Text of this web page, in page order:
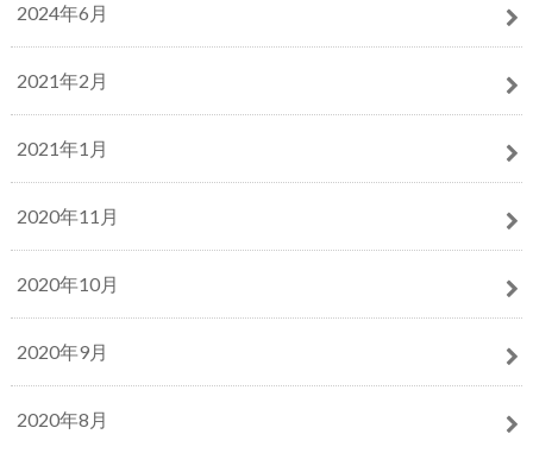
2024年6月
2021年2月
2021年1月
2020年11月
2020年10月
2020年9月
2020年8月